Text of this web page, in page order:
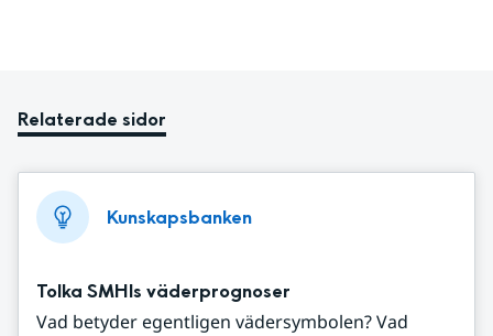
Relaterade sidor
Kunskapsbanken
Tolka SMHIs väderprognoser
Vad betyder egentligen vädersymbolen? Vad